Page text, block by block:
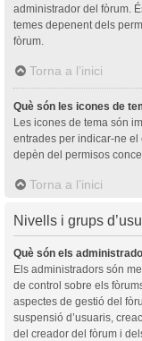
administrador del fòrum.
temes depenent dels
fòrum.
Torna a l’inici
Què són les icones de
Les icones de tema són
entrades per indicar-ne el
depèn del permisos
Torna a l’inici
Nivells i grups
Què són els
Els administradors són
de control sobre els
aspectes de gestió del
suspensió d’usuaris,
del creador del fòrum i